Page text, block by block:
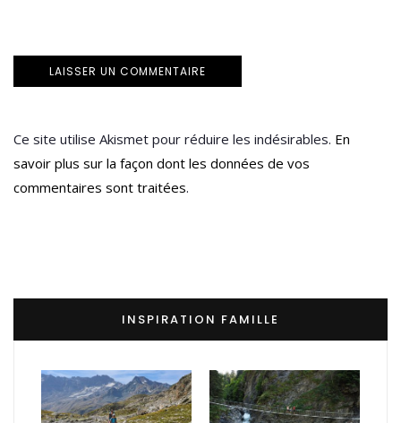
Ce site utilise Akismet pour réduire les indésirables. En
savoir plus sur la façon dont les données de vos
commentaires sont traitées.
INSPIRATION FAMILLE